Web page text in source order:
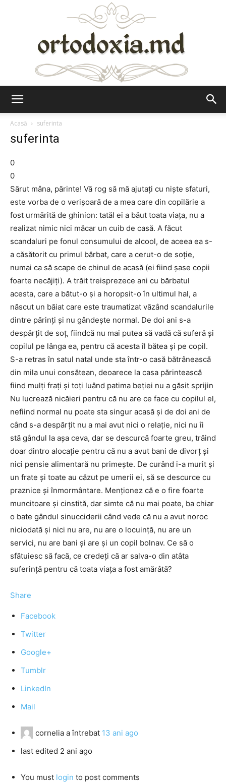
Acasă
suferinta
suferinta
0
0
Sărut mâna, părinte! Vă rog să mă ajutaţi cu nişte sfaturi,
este vorba de o verişoară de a mea care din copilărie a
fost urmărită de ghinion: tatăl ei a băut toata viaţa, nu a
realizat nimic nici măcar un cuib de casă. A făcut
scandaluri pe fonul consumului de alcool, de aceea ea s-
a căsătorit cu primul bărbat, care a cerut-o de soţie,
numai ca să scape de chinul de acasă (ei fiind şase copii
foarte necăjiţi). A trăit treisprezece ani cu bărbatul
acesta, care a bătut-o şi a horopsit-o în ultimul hal, a
născut un băiat care este traumatizat văzând scandalurile
dintre părinţi şi nu gândeşte normal. De doi ani s-a
despărţit de soţ, fiindcă nu mai putea să vadă că suferă şi
copilul pe lânga ea, pentru că acesta îl bătea şi pe copil.
S-a retras în satul natal unde sta într-o casă bătrânească
din mila unui consătean, deoarece la casa părintească
fiind mulţi fraţi şi toţi luând patima beţiei nu a găsit sprijin
Nu lucrează nicăieri pentru că nu are ce face cu copilul el,
nefiind normal nu poate sta singur acasă şi de doi ani de
când s-a despărţit nu a mai avut nici o relaţie, nici nu îi
stă gândul la aşa ceva, dar se descurcă foarte greu, trăind
doar dintro alocaţie pentru că nu a avut bani de divorţ şi
nici pensie alimentară nu primeşte. De curând i-a murit şi
un frate şi toate au căzut pe umerii ei, să se descurce cu
praznice şi înmormântare. Menţionez că e o fire foarte
muncitoare şi cinstită, dar simte că nu mai poate, ba chiar
o bate gândul sinucciderii când vede că nu a avut noroc
niciodată şi nici nu are, nu are o locuinţă, nu are un
servici, nu are bani şi are şi un copil bolnav. Ce să o
sfătuiesc să facă, ce credeţi că ar salva-o din atâta
suferinţă pentru că toata viaţa a fost amărâtă?
Share
Facebook
Twitter
Google+
Tumblr
LinkedIn
Mail
cornelia a întrebat 13 ani ago
last edited 2 ani ago
You must login to post comments